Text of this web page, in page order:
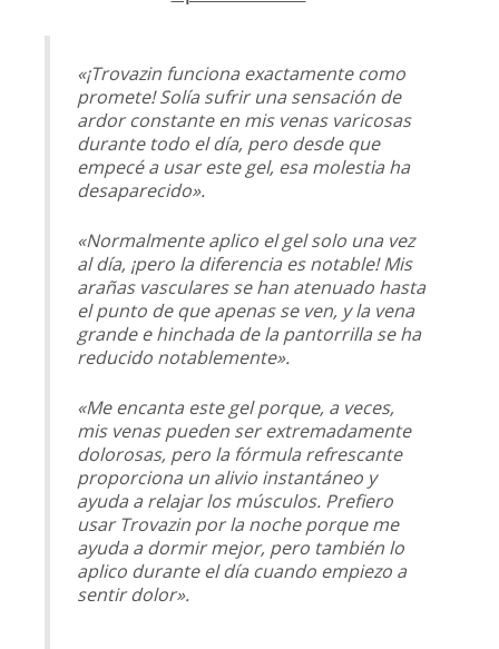
«¡Trovazin funciona exactamente como
promete! Solía sufrir una sensación de
ardor constante en mis venas varicosas
durante todo el día, pero desde que
empecé a usar este gel, esa molestia ha
desaparecido».
«Normalmente aplico el gel solo una vez
al día, ¡pero la diferencia es notable! Mis
arañas vasculares se han atenuado hasta
el punto de que apenas se ven, y la vena
grande e hinchada de la pantorrilla se ha
reducido notablemente».
«Me encanta este gel porque, a veces,
mis venas pueden ser extremadamente
dolorosas, pero la fórmula refrescante
proporciona un alivio instantáneo y
ayuda a relajar los músculos. Prefiero
usar Trovazin por la noche porque me
ayuda a dormir mejor, pero también lo
aplico durante el día cuando empiezo a
sentir dolor».